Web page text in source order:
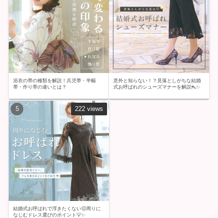
浴衣の帯の種類を解説！兵児帯・半幅
帯・作り帯の違いとは？
意外と知らない！？見落としがちな結婚
式お呼ばれのシューズマナーを解説👠✨
結婚式お呼ばれで浮きたくない😖周りに
なじむドレス選びのポイント💡✨
222 views